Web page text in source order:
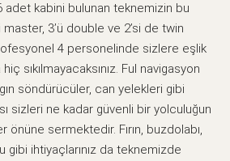
adet kabini bulunan teknemizin bu
master, 3’ü double ve 2’si de twin
4 personelinde sizlere eşlik
sıkılmayacaksınız. Ful navigasyon
söndürücüler, can yelekleri gibi
sizleri ne kadar güvenli bir yolculuğun
önüne sermektedir. Fırın, buzdolabı,
gibi ihtiyaçlarınız da teknemizde